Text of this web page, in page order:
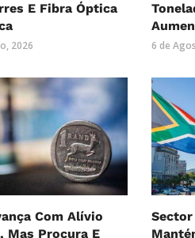
E Fibra Óptica
2026 6 de
Com Alívio
Mas Procura E